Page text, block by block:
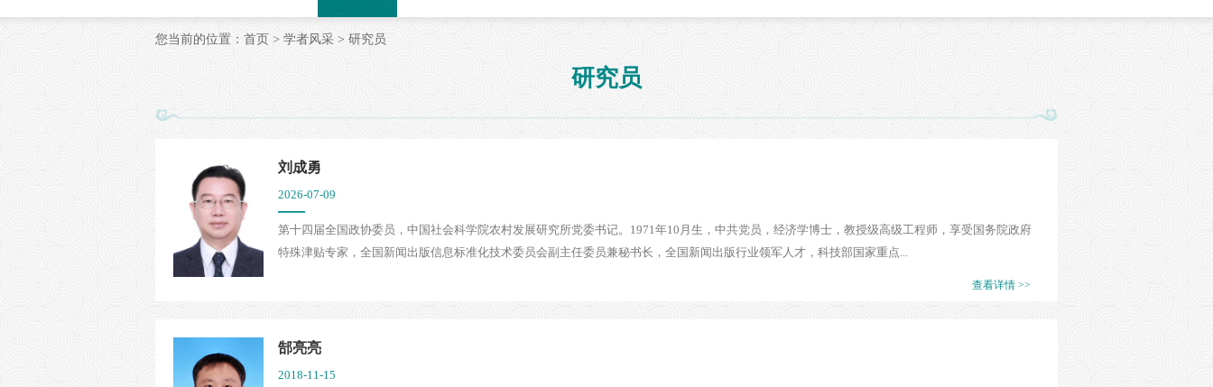
您当前的位置： 首页 > 学者风采 > 研究员
研究员
刘成勇
2026-07-09
第十四届全国政协委员，中国社会科学院农村发展研究所党委书记。1971年10月生，中共党员，经济学博士，教授级高级工程师，享受国务院政府
特殊津贴专家，全国新闻出版信息标准化技术委员会副主任委员兼秘书长，全国新闻出版行业领军人才，科技部国家重点...
查看详情 >>
郜亮亮
2018-11-15